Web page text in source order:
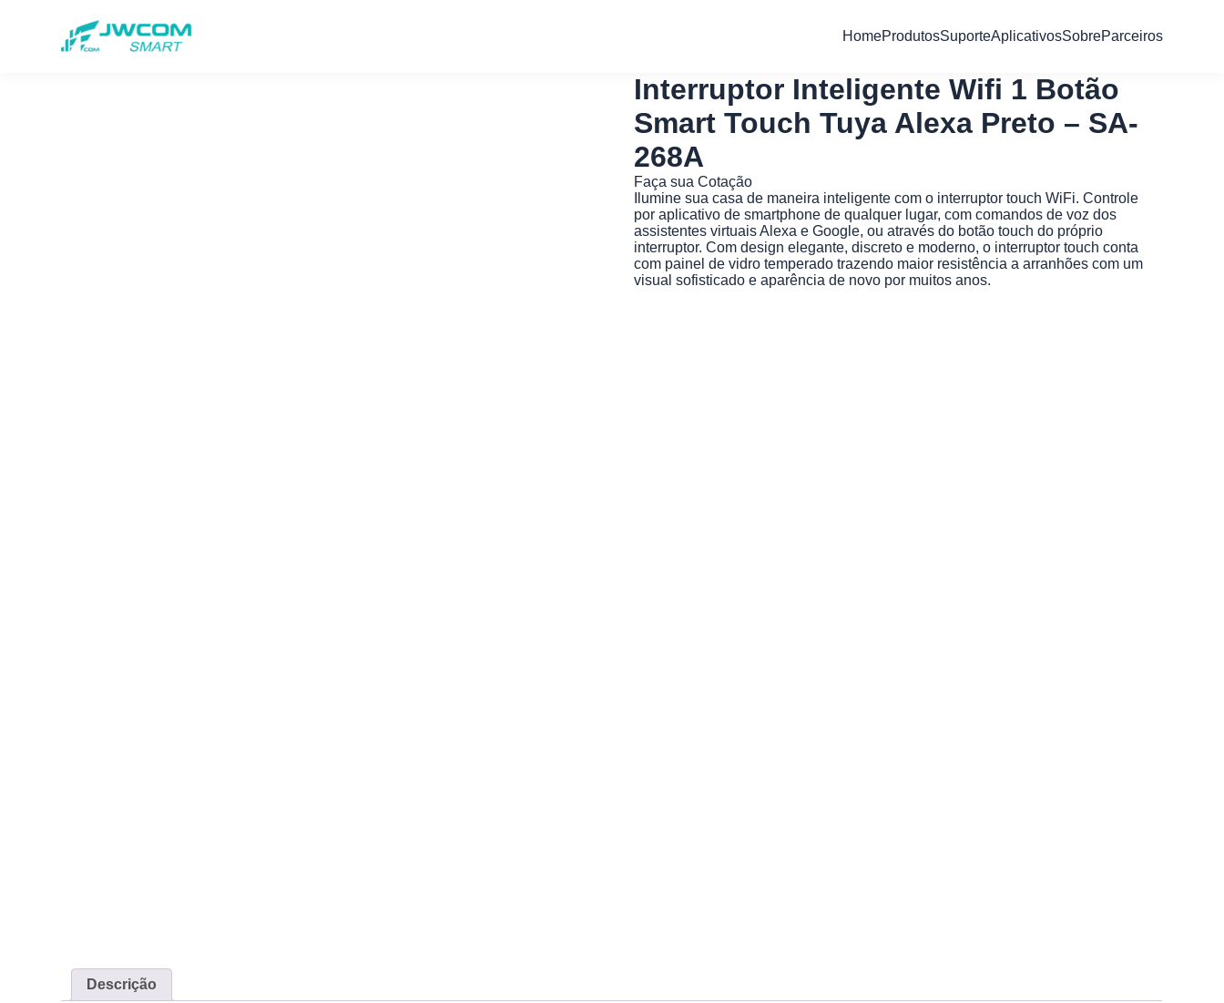
HomeProdutosSuporteAplicativosSobreParceiros
Interruptor Inteligente Wifi 1 Botão
Smart Touch Tuya Alexa Preto – SA-
268A
Faça sua Cotação
Ilumine sua casa de maneira inteligente com o interruptor touch WiFi. Controle
por aplicativo de smartphone de qualquer lugar, com comandos de voz dos
assistentes virtuais Alexa e Google, ou através do botão touch do próprio
interruptor. Com design elegante, discreto e moderno, o interruptor touch conta
com painel de vidro temperado trazendo maior resistência a arranhões com um
visual sofisticado e aparência de novo por muitos anos.
Descrição